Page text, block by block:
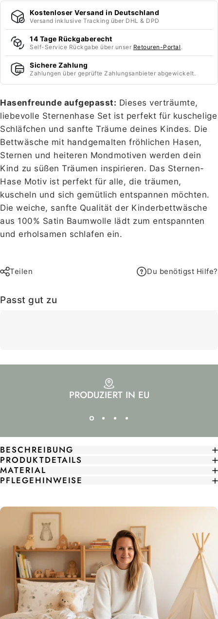
Kostenloser Versand in Deutschland
Versand inklusive Tracking über DHL & DPD
14 Tage Rückgaberecht
Self-Service Rückgabe über unser Retouren-Portal .
Sichere Zahlung
Zahlungen über geprüfte Zahlungsanbieter abgewickelt.
Hasenfreunde aufgepasst: Dieses verträumte,
liebevolle Sternenhase Set ist perfekt für kuschelige
Schläfchen und sanfte Träume deines Kindes. Die
Bettwäsche mit handgemalten fröhlichen Hasen,
Sternen und heiteren Mondmotiven werden dein
Kind zu süßen Träumen inspirieren. Das Sternen-
Hase Motiv ist perfekt für alle, die träumen,
kuscheln und sich gemütlich entspannen möchten.
Die weiche, sanfte Qualität der Kinderbettwäsche
aus 100% Satin Baumwolle lädt zum entspannten
und erholsamen schlafen ein.
Teilen Du benötigst Hilfe?
Passt gut zu
PRODUZIERT IN EU
BESCHREIBUNG
PRODUKTDETAILS
MATERIAL
PFLEGEHINWEISE